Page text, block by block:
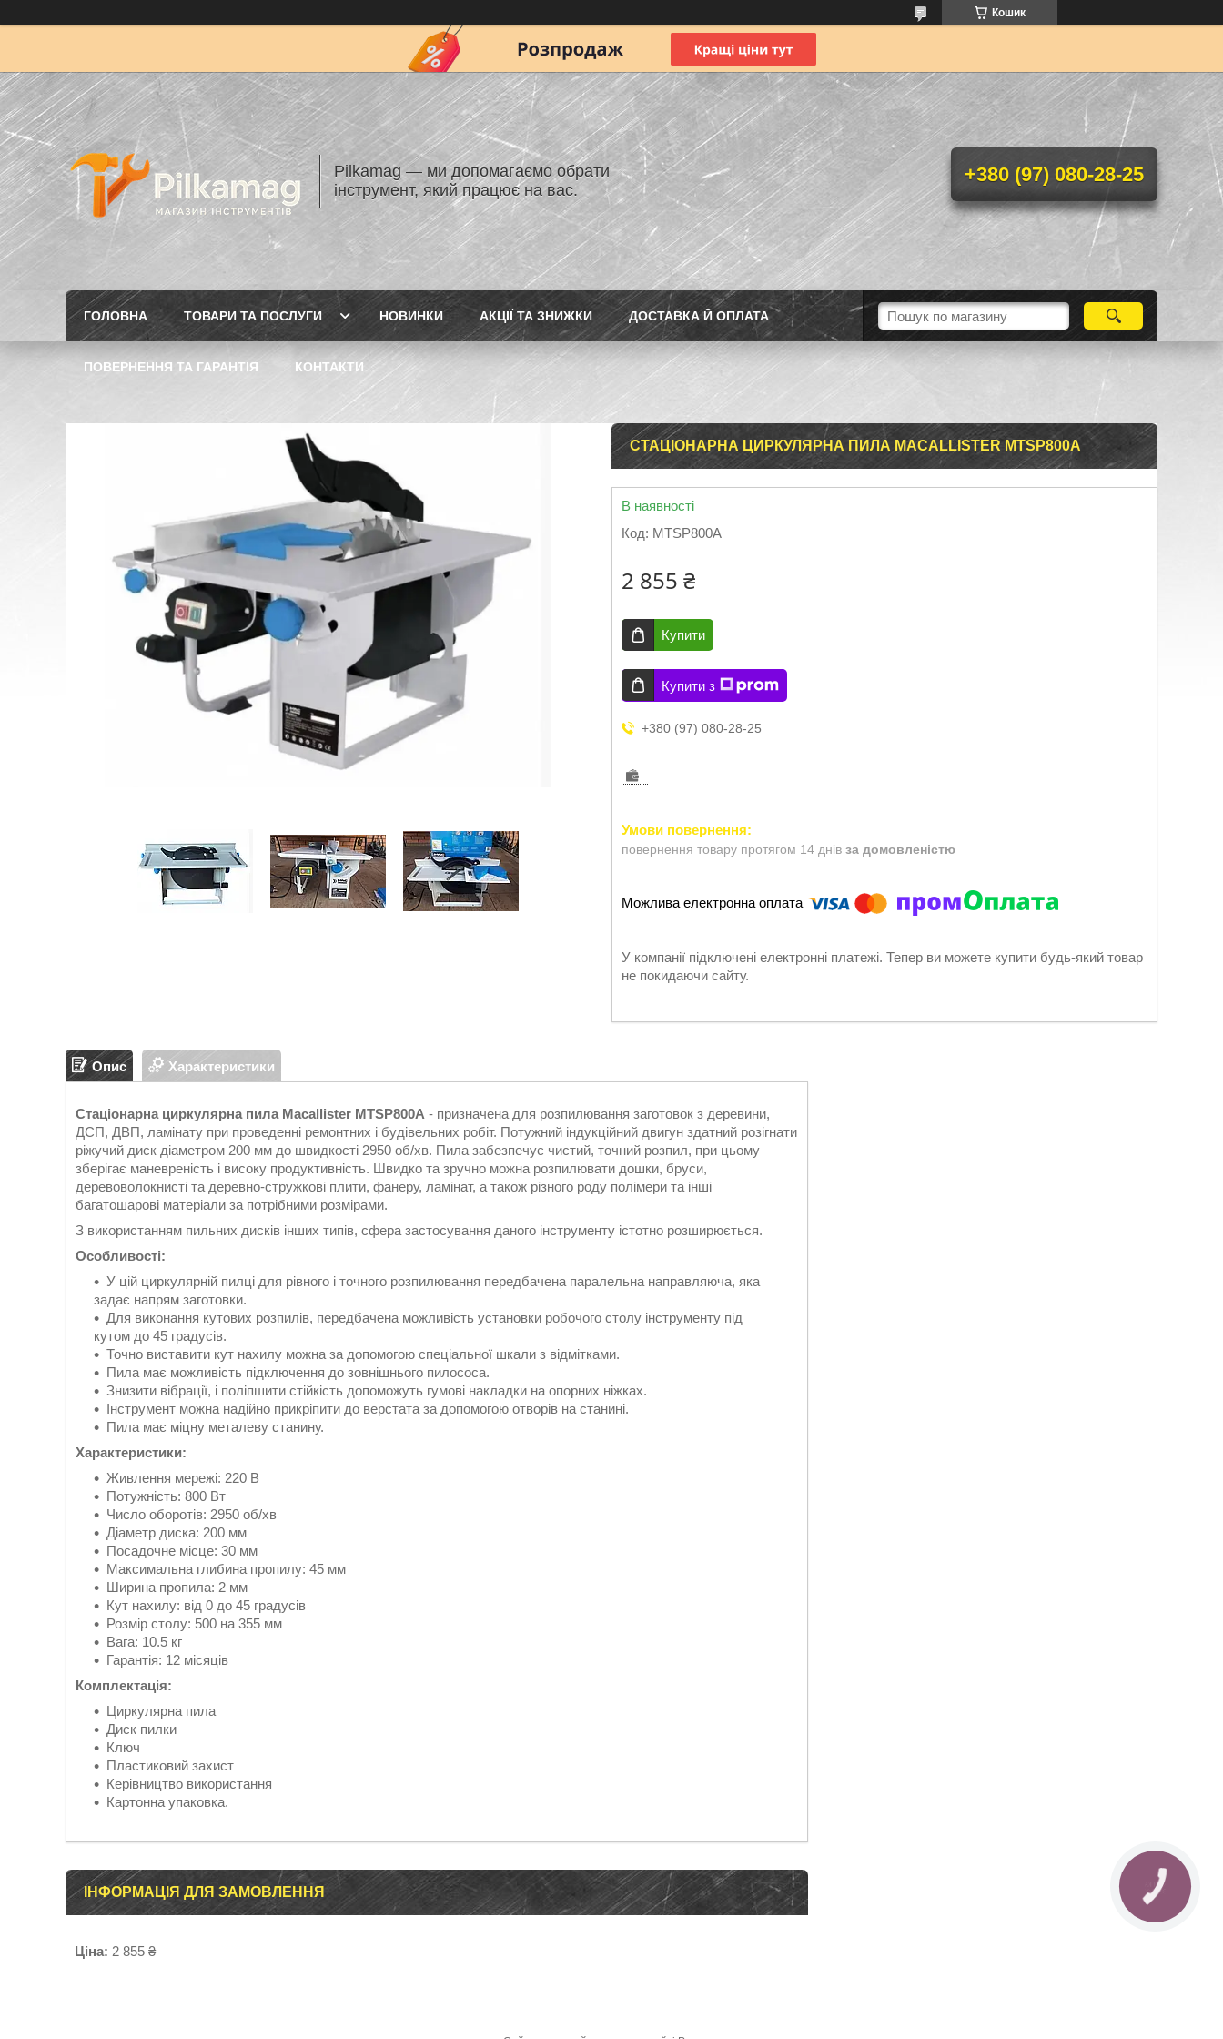
Кошик
Pilkamag — ми допомагаємо обрати
інструмент, який працює на вас.
+380 (97) 080-28-25
ГОЛОВНА ТОВАРИ ТА ПОСЛУГИ НОВИНКИ АКЦІЇ ТА ЗНИЖКИ ДОСТАВКА Й ОПЛАТА
ПОВЕРНЕННЯ ТА ГАРАНТІЯ КОНТАКТИ
СТАЦІОНАРНА ЦИРКУЛЯРНА ПИЛА MACALLISTER MTSP800A
В наявності
Код: MTSP800A
2 855 ₴
Купити
Купити з
+380 (97) 080-28-25
повернення товару протягом 14 днів за домовленістю
У компанії підключені електронні платежі. Тепер ви можете купити будь-який товар
не покидаючи сайту.
Опис Характеристики
Стаціонарна циркулярна пила Macallister MTSP800A - призначена для розпилювання заготовок з деревини,
ДСП, ДВП, ламінату при проведенні ремонтних і будівельних робіт. Потужний індукційний двигун здатний розігнати
ріжучий диск діаметром 200 мм до швидкості 2950 об/хв. Пила забезпечує чистий, точний розпил, при цьому
зберігає маневреність і високу продуктивність. Швидко та зручно можна розпилювати дошки, бруси,
деревоволокнисті та деревно-стружкові плити, фанеру, ламінат, а також різного роду полімери та інші
багатошарові матеріали за потрібними розмірами.
З використанням пильних дисків інших типів, сфера застосування даного інструменту істотно розширюється.
Особливості:
У цій циркулярній пилці для рівного і точного розпилювання передбачена паралельна направляюча, яка
задає напрям заготовки.
Для виконання кутових розпилів, передбачена можливість установки робочого столу інструменту під
кутом до 45 градусів.
Точно виставити кут нахилу можна за допомогою спеціальної шкали з відмітками.
Пила має можливість підключення до зовнішнього пилососа.
Знизити вібрації, і поліпшити стійкість допоможуть гумові накладки на опорних ніжках.
Інструмент можна надійно прикріпити до верстата за допомогою отворів на станині.
Пила має міцну металеву станину.
Характеристики:
Живлення мережі: 220 В
Потужність: 800 Вт
Число оборотів: 2950 об/хв
Діаметр диска: 200 мм
Посадочне місце: 30 мм
Максимальна глибина пропилу: 45 мм
Ширина пропила: 2 мм
Кут нахилу: від 0 до 45 градусів
Розмір столу: 500 на 355 мм
Вага: 10.5 кг
Гарантія: 12 місяців
Комплектація:
Циркулярна пила
Диск пилки
Ключ
Пластиковий захист
Керівництво використання
Картонна упаковка.
ІНФОРМАЦІЯ ДЛЯ ЗАМОВЛЕННЯ
Ціна: 2 855 ₴